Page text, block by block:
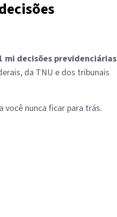
mi decisões previdenciárias
da TNU e dos tribunais
nunca ficar para trás.